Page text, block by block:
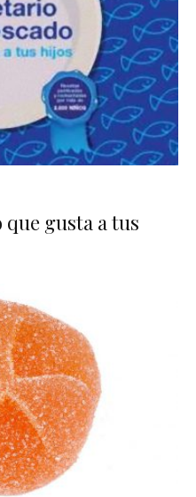
que gusta a tus